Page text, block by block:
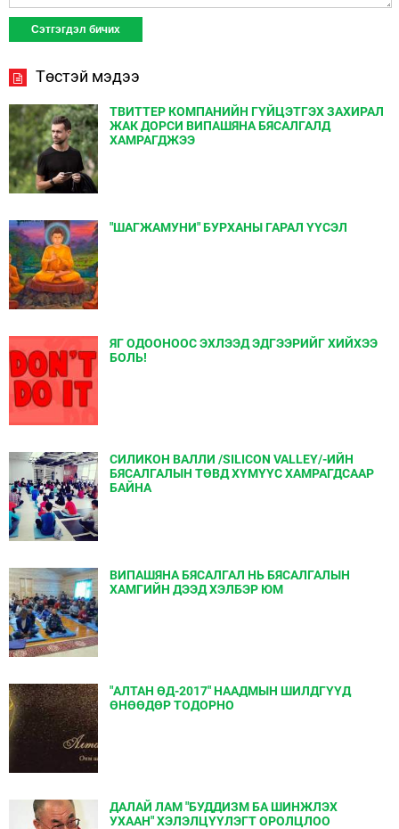
Төстэй мэдээ
ТВИТТЕР КОМПАНИЙН ГҮЙЦЭТГЭХ ЗАХИРАЛ
ЖАК ДОРСИ ВИПАШЯНА БЯСАЛГАЛД
ХАМРАГДЖЭЭ
"ШАГЖАМУНИ" БУРХАНЫ ГАРАЛ ҮҮСЭЛ
ЯГ ОДООНООС ЭХЛЭЭД ЭДГЭЭРИЙГ ХИЙХЭЭ
БОЛЬ!
СИЛИКОН ВАЛЛИ /SILICON VALLEY/-ИЙН
БЯСАЛГАЛЫН ТӨВД ХҮМҮҮС ХАМРАГДСААР
БАЙНА
ВИПАШЯНА БЯСАЛГАЛ НЬ БЯСАЛГАЛЫН
ХАМГИЙН ДЭЭД ХЭЛБЭР ЮМ
"АЛТАН ӨД-2017" НААДМЫН ШИЛДГҮҮД
ӨНӨӨДӨР ТОДОРНО
ДАЛАЙ ЛАМ "БУДДИЗМ БА ШИНЖЛЭХ
УХААН" ХЭЛЭЛЦҮҮЛЭГТ ОРОЛЦЛОО